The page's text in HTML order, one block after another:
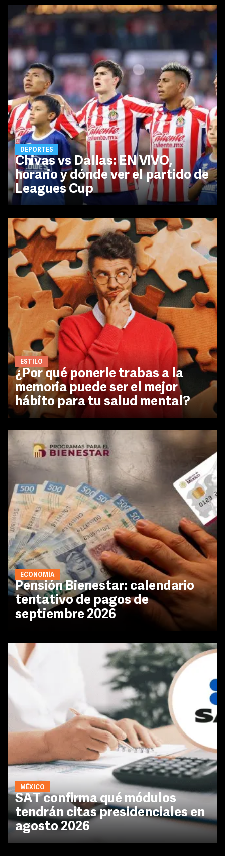
DEPORTES
Chivas vs Dallas: EN VIVO,
horario y dónde ver el partido de
Leagues Cup
ESTILO
¿Por qué ponerle trabas a la
memoria puede ser el mejor
hábito para tu salud mental?
ECONOMÍA
Pensión Bienestar: calendario
tentativo de pagos de
septiembre 2026
MÉXICO
SAT confirma qué módulos
tendrán citas presidenciales en
agosto 2026